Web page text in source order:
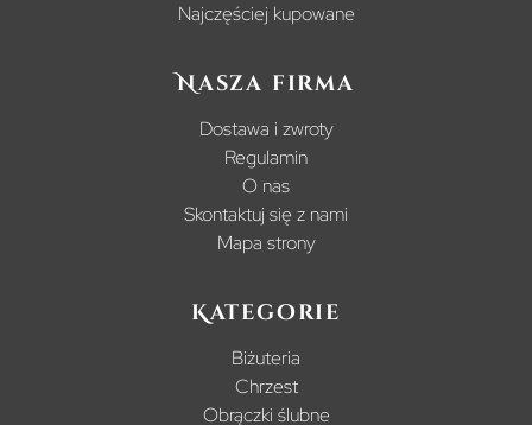
Najczęściej kupowane
Nasza firma
Dostawa i zwroty
Regulamin
O nas
Skontaktuj się z nami
Mapa strony
Kategorie
Biżuteria
Chrzest
Obrączki ślubne